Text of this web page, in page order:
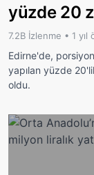
yüzde 20
7.2B İzlenme • 1 yıl
Edirne'de,
yapılan yüzde
oldu.